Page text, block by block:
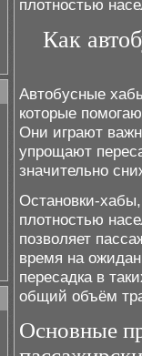
плотностью
Как
Автобусные
которые
Они играют
упрощают
значительно
Остановки-
плотностью
позволяет
время на
пересадка в
общий объём
Основные